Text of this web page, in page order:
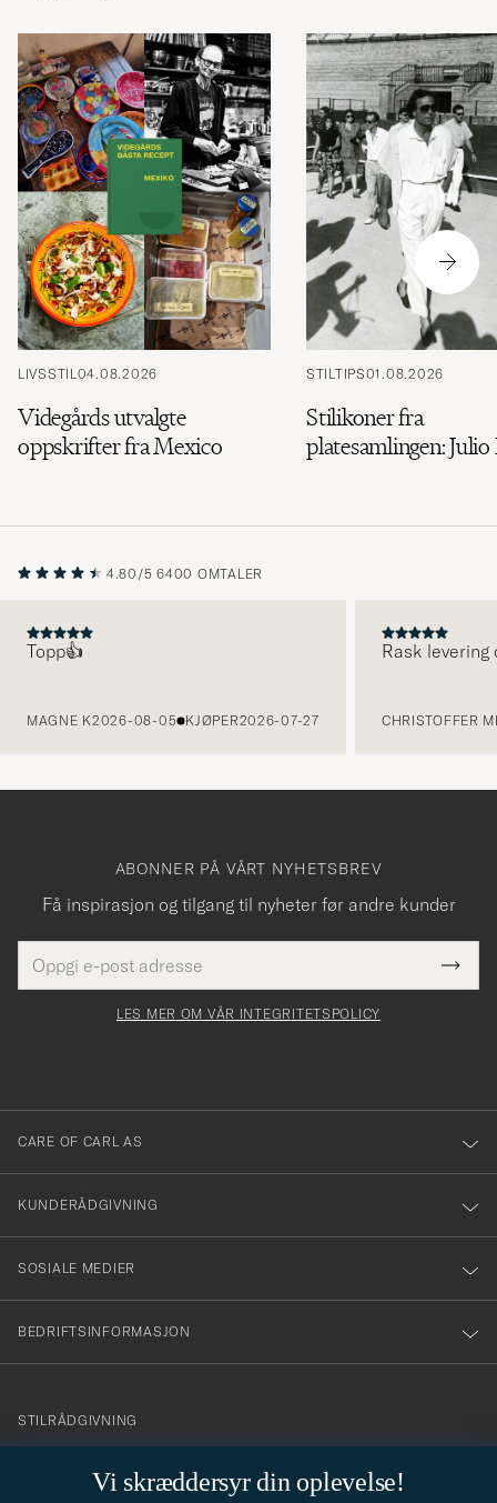
LIVSSTIL04.08.2026
Videgårds utvalgte
oppskrifter fra Mexico
STILTIPS01.08.2026
Stilikoner fra
platesamlingen: Julio
4.80/5 6400 OMTALER
Topp👍
MAGNE K2026-08-05 KJØPER2026-07-27
Rask
CHRISTOFFER
Vi skræddersyr din oplevelse!
ABONNER PÅ VÅRT NYHETSBREV
Få inspirasjon og tilgang til nyheter før andre kunder
postadresse
felt
Tack
för
dig
till
vårt
nyhetsbrev!
LES MER OM VÅR INTEGRITETSPOLICY
CARE OF CARL AS
KUNDERÅDGIVNING
SOSIALE MEDIER
BEDRIFTSINFORMASJON
info@careofcarl.no
STILRÅDGIVNING